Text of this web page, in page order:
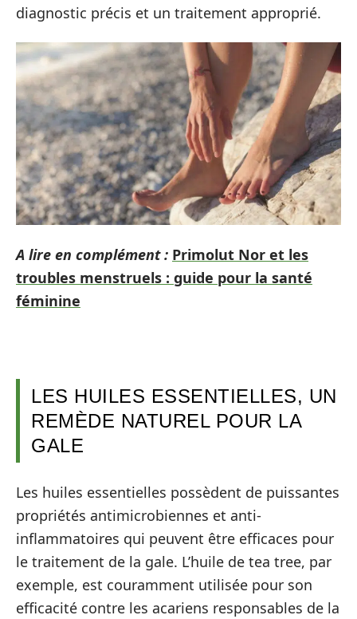
diagnostic précis et un traitement approprié.
A lire en complément : Primolut Nor et les
troubles menstruels : guide pour la santé
féminine
LES HUILES ESSENTIELLES, UN
REMÈDE NATUREL POUR LA
GALE
Les huiles essentielles possèdent de puissantes
propriétés antimicrobiennes et anti-
inflammatoires qui peuvent être efficaces pour
le traitement de la gale. L’huile de tea tree, par
exemple, est couramment utilisée pour son
efficacité contre les acariens responsables de la